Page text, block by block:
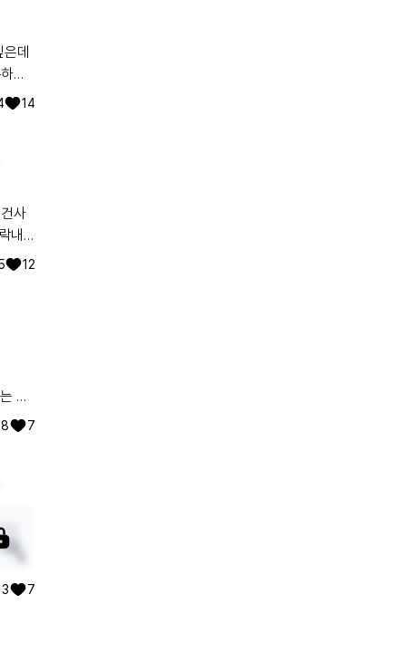
은데
고
요.14
내
독한
12
곳
: 심
, 코
8 7
3 7